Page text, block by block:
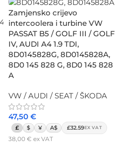
Zamjensko crijevo
intercoolera i turbine VW
PASSAT B5 / GOLF III / GOLF
IV, AUDI A4 1.9 TDI,
8D0145828G, 8D0145828A,
8D0 145 828 G, 8D0 145 828
A
VW / AUDI / SEAT / ŠKODA
47,50 €
£ $ ¥ A$ £32.59EX VAT
38,00 € ex VAT